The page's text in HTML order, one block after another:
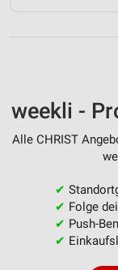
weekli -
Alle CHRIST
✔
✔ Folge
✔ Push-
✔